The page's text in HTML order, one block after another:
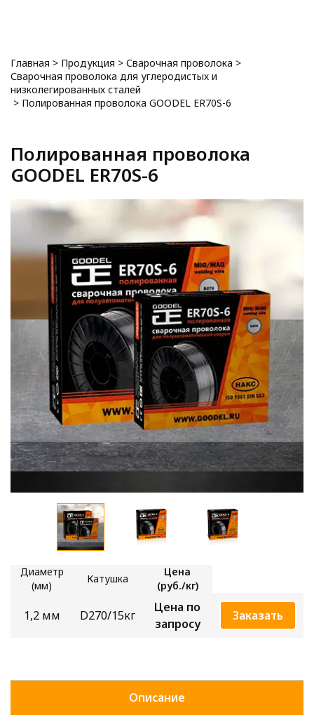
Главная > Продукция > Сварочная проволока >
Сварочная проволока для углеродистых и
низколегированных сталей
> Полированная проволока GOODEL ER70S-6
Полированная проволока
GOODEL ER70S-6
Диаметр
(мм)
Катушка
Цена
(руб./кг)
1,2 мм D270/15кг
Цена по
запросу
Заказать
Описание